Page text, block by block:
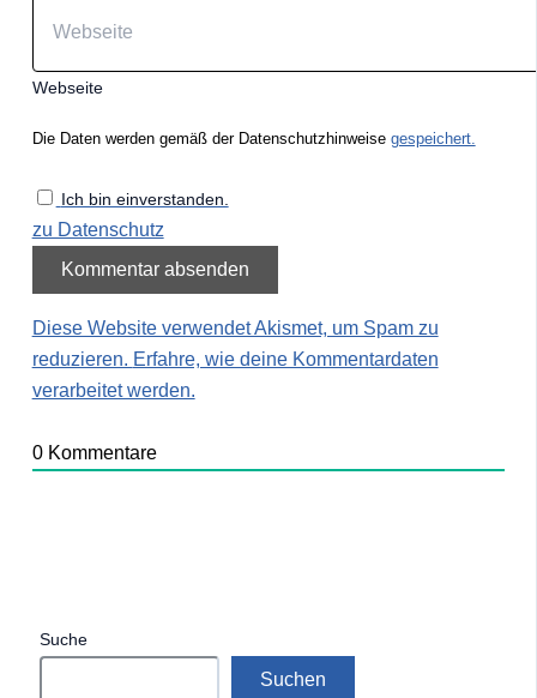
Webseite
Die Daten werden gemäß der Datenschutzhinweise gespeichert.
Ich bin einverstanden.
zu Datenschutz
Diese Website verwendet Akismet, um Spam zu
reduzieren. Erfahre, wie deine Kommentardaten
verarbeitet werden.
0Kommentare
Suche
Suchen